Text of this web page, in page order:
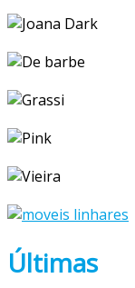
Últimas